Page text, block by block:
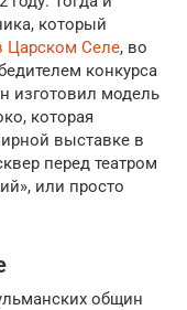
который
Царском Селе, во
конкурса
изготовил модель
которая
выставке в
перед театром
или просто
общин